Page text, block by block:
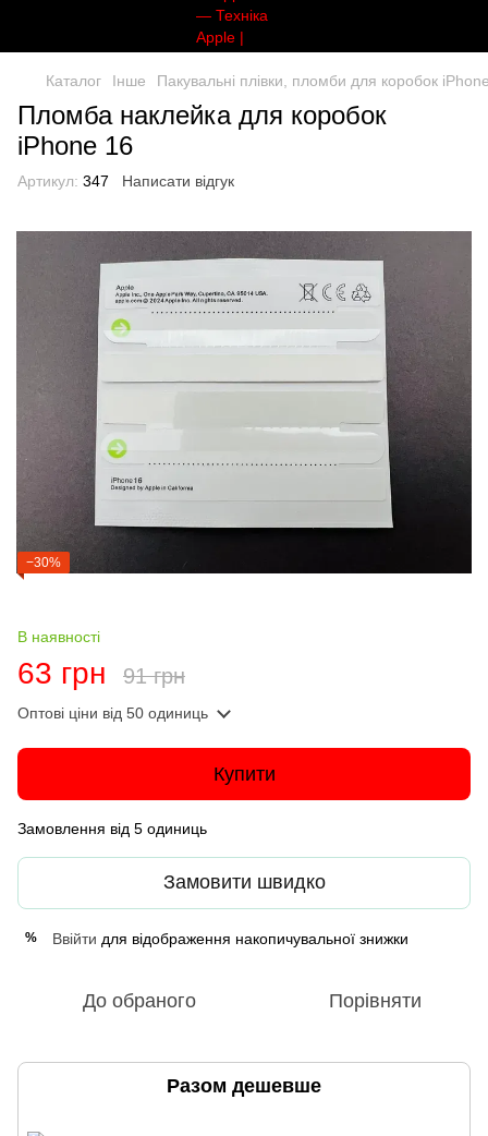
Каталог Інше Пакувальні плівки, пломби для коробок
Пломба наклейка для коробок
iPhone 16
Артикул: 347 Написати відгук
−30%
В наявності
63 грн 91 грн
Оптові ціни від 50 одиниць
Купити
Замовлення від 5 одиниць
Замовити швидко
% Ввійти для відображення накопичувальної знижки
До обраного Порівняти
Разом дешевше